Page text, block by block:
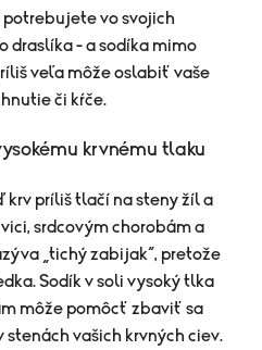
vo svojich
draslíka - a sodíka mimo
veľa môže oslabiť vaše
či kŕče.
krvnému tlaku
krv príliš tlačí na steny žíl a
srdcovým chorobám a
„tichý zabijak“, pretože
Sodík v soli vysoký tlka
môže pomôcť zbaviť sa
vašich krvných ciev.